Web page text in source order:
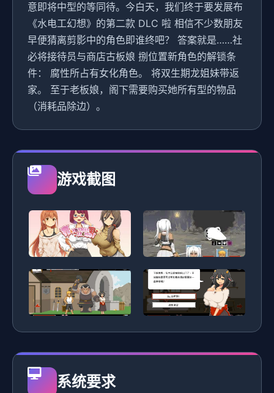
意即将中型的等同待。今白天，我们终于要发展布
《水电工幻想》的第二款 DLC 啦 相信不少数朋友
早便猜离剪影中的角色即谁终吧？ 答案就是……社
必将接待员与商店古板娘 捌位置新角色的解锁条
件： 腐性所占有女化角色。 将双生期龙姐妹带返
家。 至于老板娘，阁下需要购买她所有型的物品
（消耗品除边）。
游戏截图
系统要求